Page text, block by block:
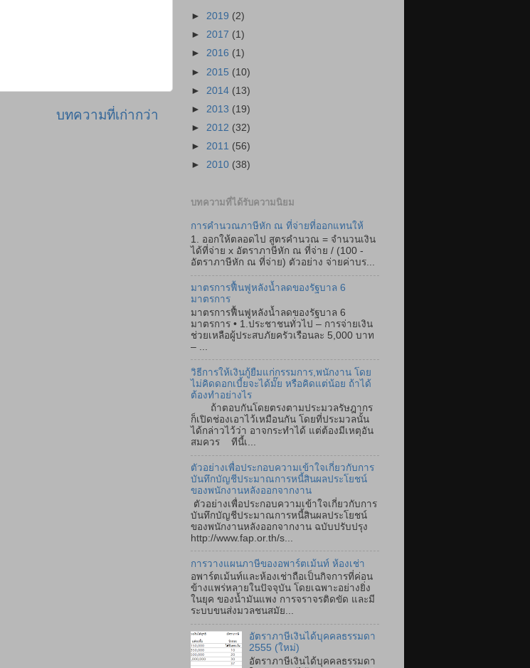
บทความที่เก่ากว่า
► 2019 (2)
► 2017 (1)
► 2016 (1)
► 2015 (10)
► 2014 (13)
► 2013 (19)
► 2012 (32)
► 2011 (56)
► 2010 (38)
บทความที่ได้รับความนิยม
การคำนวณภาษีหัก ณ ที่จ่ายที่ออกแทนให้
1. ออกให้ตลอดไป สูตรคำนวณ = จำนวนเงิน
ได้ที่จ่าย x อัตราภาษีหัก ณ ที่จ่าย / (100 -
อัตราภาษีหัก ณ ที่จ่าย) ตัวอย่าง จ่ายค่าบร...
มาตรการฟื้นฟูหลังน้ำลดของรัฐบาล 6
มาตรการ
มาตรการฟื้นฟูหลังน้ำลดของรัฐบาล 6
มาตรการ • 1.ประชาชนทั่วไป – การจ่ายเงิน
ช่วยเหลือผู้ประสบภัยครัวเรือนละ 5,000 บาท
– ...
วิธีการให้เงินกู้ยืมแก่กรรมการ,พนักงาน โดย
ไม่คิดดอกเบี้ยจะได้มั๊ย หรือคิดแต่น้อย ถ้าได้
ต้องทำอย่างไร
ถ้าตอบกันโดยตรงตามประมวลรัษฎากร
ก็เปิดช่องเอาไว้เหมือนกัน โดยที่ประมวลนั้น
ได้กล่าวไว้ว่า อาจกระทำได้ แต่ต้องมีเหตุอัน
สมควร ทีนี้เ...
ตัวอย่างเพื่อประกอบความเข้าใจเกี่ยวกับการ
บันทึกบัญชีประมาณการหนี้สินผลประโยชน์
ของพนักงานหลังออกจากงาน
ตัวอย่างเพื่อประกอบความเข้าใจเกี่ยวกับการ
บันทึกบัญชีประมาณการหนี้สินผลประโยชน์
ของพนักงานหลังออกจากงาน ฉบับปรับปรุง
http://www.fap.or.th/s...
การวางแผนภาษีของอพาร์ตเม้นท์ ห้องเช่า
อพาร์ตเม้นท์และห้องเช่าถือเป็นกิจการที่ค่อน
ข้างแพร่หลายในปัจจุบัน โดยเฉพาะอย่างยิ่ง
ในยุค ของน้ำมันแพง การจราจรติดขัด และมี
ระบบขนส่งมวลชนสมัย...
อัตราภาษีเงินได้บุคคลธรรมดา
2555 (ใหม่)
อัตราภาษีเงินได้บุคคลธรรมดา